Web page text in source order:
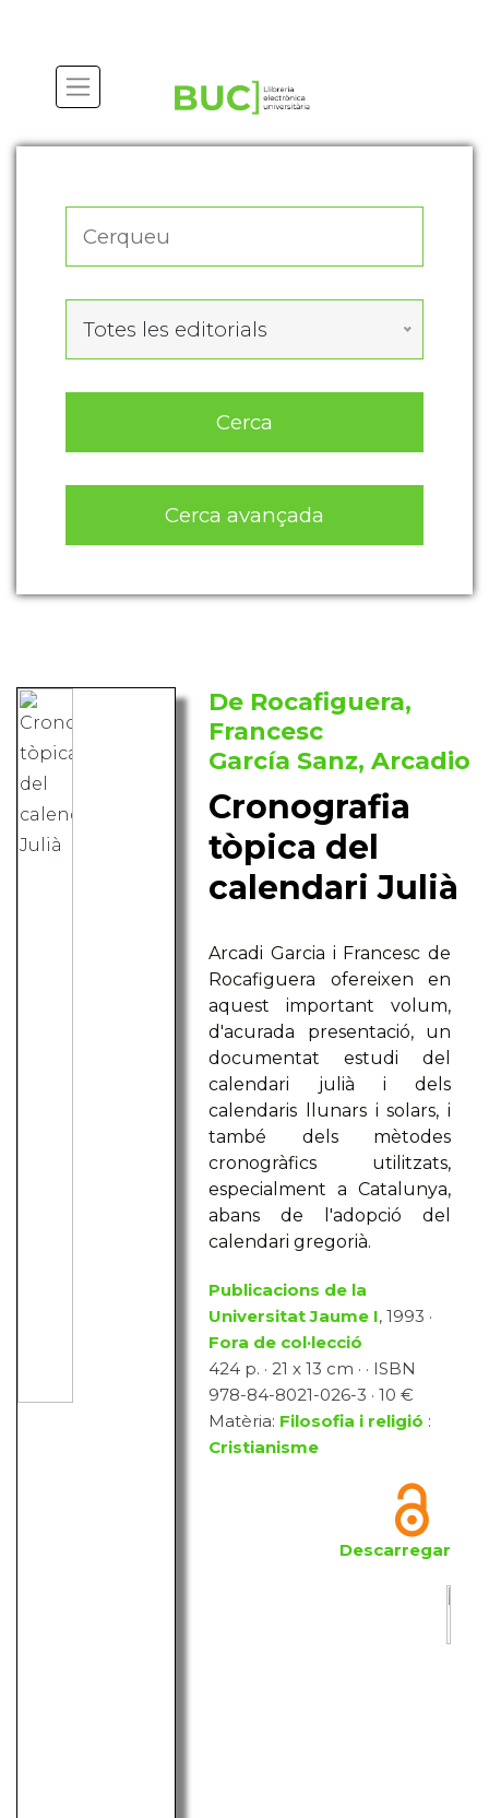
Totes les editorials
Cerca
Cerca avançada
De Rocafiguera,
Francesc
García Sanz, Arcadio
Cronografia
tòpica del
calendari Julià
Arcadi Garcia i Francesc de
Rocafiguera ofereixen en
aquest important volum,
d'acurada presentació, un
documentat estudi del
calendari julià i dels
calendaris llunars i solars, i
també dels mètodes
cronogràfics utilitzats,
especialment a Catalunya,
abans de l'adopció del
calendari gregorià.
Publicacions de la
Universitat Jaume I, 1993 ·
Fora de col·lecció
424 p. · 21 x 13 cm · · ISBN
978-84-8021-026-3 · 10 €
Matèria: Filosofia i religió :
Cristianisme
Descarregar